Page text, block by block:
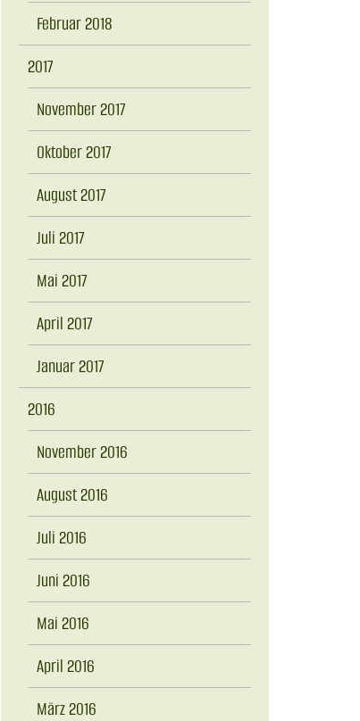
Februar 2018
2017
November 2017
Oktober 2017
August 2017
Juli 2017
Mai 2017
April 2017
Januar 2017
2016
November 2016
August 2016
Juli 2016
Juni 2016
Mai 2016
April 2016
März 2016